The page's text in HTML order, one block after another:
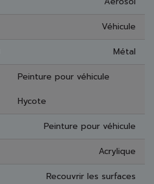
Véhicule
Métal
Peinture pour véhicule
Hycote
Peinture pour véhicule
Acrylique
Recouvrir les surfaces